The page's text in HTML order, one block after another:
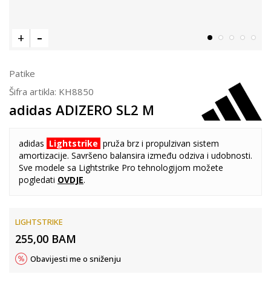
Patike
Šifra artikla: KH8850
adidas ADIZERO SL2 M
adidas Lightstrike pruža brz i propulzivan sistem
amortizacije. Savršeno balansira između odziva i udobnosti.
Sve modele sa Lightstrike Pro tehnologijom možete
pogledati OVDJE.
LIGHTSTRIKE
255,00 BAM
Obavijesti me o sniženju